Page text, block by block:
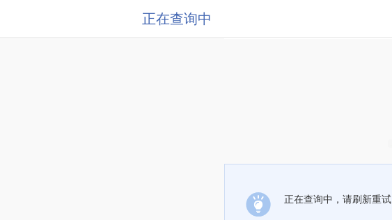
正在查询中
正在查询中，请刷新重试